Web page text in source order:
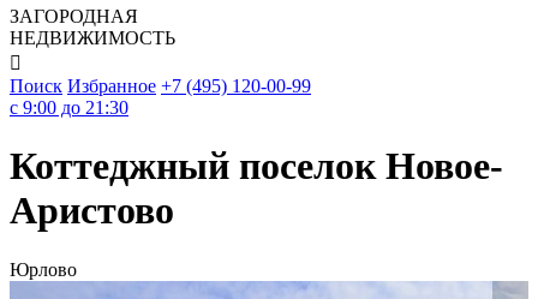
ЗАГОРОДНАЯ
НЕДВИЖИМОСТЬ

Поиск Избранное +7 (495) 120-00-99
c 9:00 до 21:30
Коттеджный поселок Новое-
Аристово
Юрлово